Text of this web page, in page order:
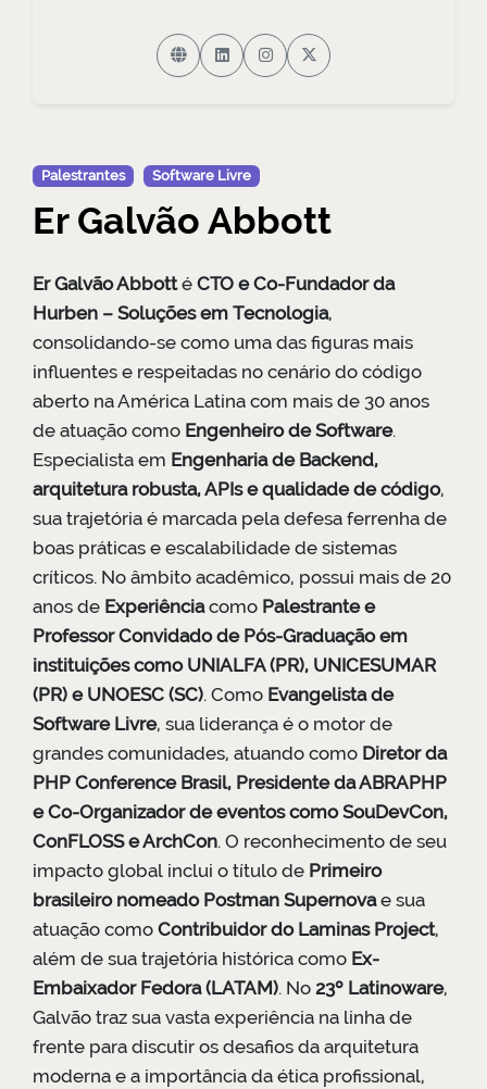
Palestrantes Software Livre
Er Galvão Abbott
Er Galvão Abbotté CTO e Co-Fundador da
Hurben – Soluções em Tecnologia,
consolidando-se como uma das figuras mais
influentes e respeitadas no cenário do código
aberto na América Latina com mais de 30 anos
de atuação como Engenheiro de Software.
Especialista em Engenharia de Backend,
arquitetura robusta, APIs e qualidade de código,
sua trajetória é marcada pela defesa ferrenha de
boas práticas e escalabilidade de sistemas
críticos. No âmbito acadêmico, possui mais de 20
anos de Experiênciacomo Palestrante e
Professor Convidado de Pós-Graduação em
instituições como UNIALFA (PR), UNICESUMAR
(PR) e UNOESC (SC). Como Evangelista de
Software Livre, sua liderança é o motor de
grandes comunidades, atuando como Diretor da
PHP Conference Brasil, Presidente da ABRAPHP
e Co-Organizador de eventos como SouDevCon,
ConFLOSS e ArchCon. O reconhecimento de seu
impacto global inclui o título de Primeiro
brasileiro nomeado Postman Supernovae sua
atuação como Contribuidor do Laminas Project,
além de sua trajetória histórica como Ex-
Embaixador Fedora (LATAM). No 23º Latinoware,
Galvão traz sua vasta experiência na linha de
frente para discutir os desafios da arquitetura
moderna e a importância da ética profissional,